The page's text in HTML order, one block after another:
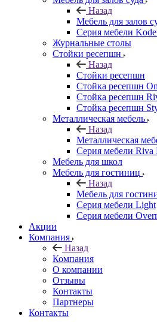
Назад
Мебель для залов
Серия мебели
Журнальные столы
Стойки ресепшн
Назад
Стойки ресепшн
Стойка ресепшн
Стойка ресепшн
Стойка ресепшн
Металлическая мебель
Назад
Металлическая
Серия мебели Riva
Мебель для школ
Мебель для гостиниц
Назад
Мебель для
Серия мебели Light
Серия мебели
Акции
Компания
Назад
Компания
О компании
Отзывы
Контакты
Партнеры
Контакты